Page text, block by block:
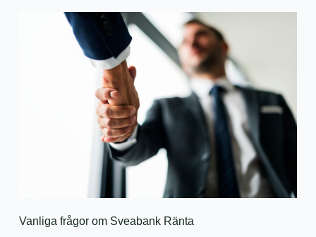
Vanliga frågor om Sveabank Ränta